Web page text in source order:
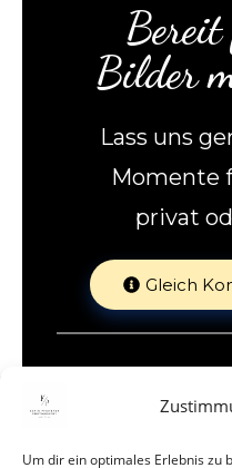
Um dir ein optimales Erlebnis zu
Bilder
Lass uns
Momente
privat
Gleich